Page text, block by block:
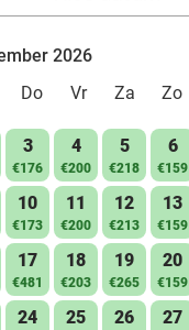
2026
Do Vr Za Zo
3
€176
4
€200
5
€218
6
€159
10
€173
11
€200
12
€213
13
€159
17
€481
18
€203
19
€265
20
€159
24 25 26 27